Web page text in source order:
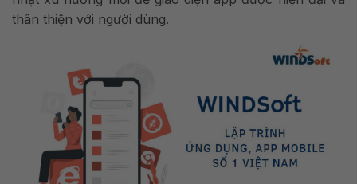
thân thiện với người dùng.